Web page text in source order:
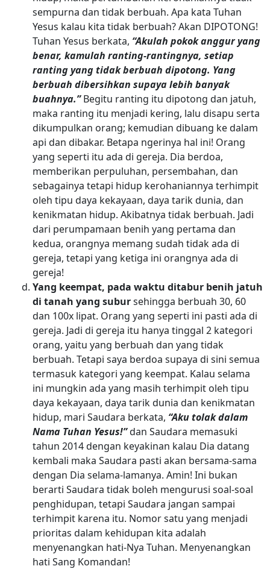
sempurna dan tidak berbuah. Apa kata Tuhan
Yesus kalau kita tidak berbuah? Akan DIPOTONG!
Tuhan Yesus berkata, “Akulah pokok anggur yang
benar, kamulah ranting-rantingnya, setiap
ranting yang tidak berbuah dipotong. Yang
berbuah dibersihkan supaya lebih banyak
buahnya.”Begitu ranting itu dipotong dan jatuh,
maka ranting itu menjadi kering, lalu disapu serta
dikumpulkan orang; kemudian dibuang ke dalam
api dan dibakar. Betapa ngerinya hal ini! Orang
yang seperti itu ada di gereja. Dia berdoa,
memberikan perpuluhan, persembahan, dan
sebagainya tetapi hidup kerohaniannya terhimpit
oleh tipu daya kekayaan, daya tarik dunia, dan
kenikmatan hidup. Akibatnya tidak berbuah. Jadi
dari perumpamaan benih yang pertama dan
kedua, orangnya memang sudah tidak ada di
gereja, tetapi yang ketiga ini orangnya ada di
gereja!
Yang keempat, pada waktu ditabur benih jatuh
di tanah yang subursehingga berbuah 30, 60
dan 100x lipat. Orang yang seperti ini pasti ada di
gereja. Jadi di gereja itu hanya tinggal 2 kategori
orang, yaitu yang berbuah dan yang tidak
berbuah. Tetapi saya berdoa supaya di sini semua
termasuk kategori yang keempat. Kalau selama
ini mungkin ada yang masih terhimpit oleh tipu
daya kekayaan, daya tarik dunia dan kenikmatan
hidup, mari Saudara berkata, “Aku tolak dalam
Nama Tuhan Yesus!”dan Saudara memasuki
tahun 2014 dengan keyakinan kalau Dia datang
kembali maka Saudara pasti akan bersama-sama
dengan Dia selama-lamanya. Amin! Ini bukan
berarti Saudara tidak boleh mengurusi soal-soal
penghidupan, tetapi Saudara jangan sampai
terhimpit karena itu. Nomor satu yang menjadi
prioritas dalam kehidupan kita adalah
menyenangkan hati-Nya Tuhan. Menyenangkan
hati Sang Komandan!